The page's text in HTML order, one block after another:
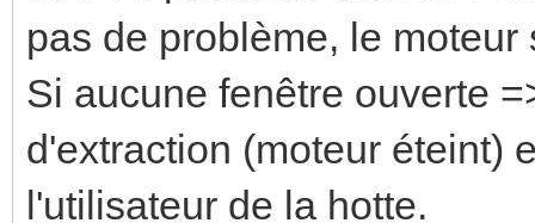
pas de problème, le moteur
Si aucune fenêtre ouverte
d'extraction (moteur éteint)
l'utilisateur de la hotte.